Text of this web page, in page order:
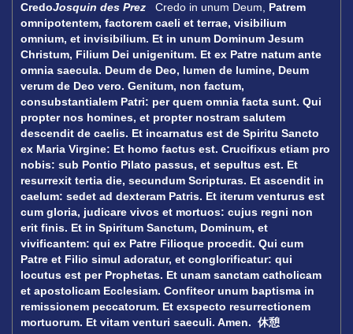
CredoJosquin des Prez Credo in unum Deum, Patrem
omnipotentem, factorem caeli et terrae, visibilium
omnium, et invisibilium. Et in unum Dominum Jesum
Christum, Filium Dei unigenitum. Et ex Patre natum ante
omnia saecula. Deum de Deo, lumen de lumine, Deum
verum de Deo vero. Genitum, non factum,
consubstantialem Patri: per quem omnia facta sunt. Qui
propter nos homines, et propter nostram salutem
descendit de caelis. Et incarnatus est de Spiritu Sancto
ex Maria Virgine: Et homo factus est. Crucifixus etiam pro
nobis: sub Pontio Pilato passus, et sepultus est. Et
resurrexit tertia die, secundum Scripturas. Et ascendit in
caelum: sedet ad dexteram Patris. Et iterum venturus est
cum gloria, judicare vivos et mortuos: cujus regni non
erit finis. Et in Spiritum Sanctum, Dominum, et
vivificantem: qui ex Patre Filioque procedit. Qui cum
Patre et Filio simul adoratur, et conglorificatur: qui
locutus est per Prophetas. Et unam sanctam catholicam
et apostolicam Ecclesiam. Confiteor unum baptisma in
remissionem peccatorum. Et exspecto resurrectionem
mortuorum. Et vitam venturi saeculi. Amen. 休憩